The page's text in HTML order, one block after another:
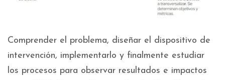
Comprender el problema, diseñar el dispositivo de
intervención, implementarlo y finalmente estudiar
los procesos para observar resultados e impactos